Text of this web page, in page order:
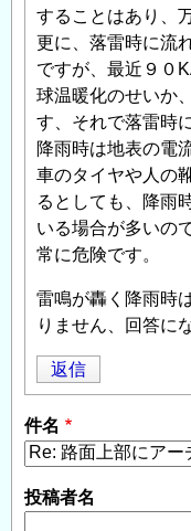
することはあり、
更に、落雷時に流
ですが、最近９０
球温暖化のせいか
す、それで落雷時
降雨時は地表の電
車のタイヤや人の
るとしても、降雨
いる場合が多いの
常に危険です。
雷鳴が轟く降雨時
りません、回答に
返信
件名
投稿者名